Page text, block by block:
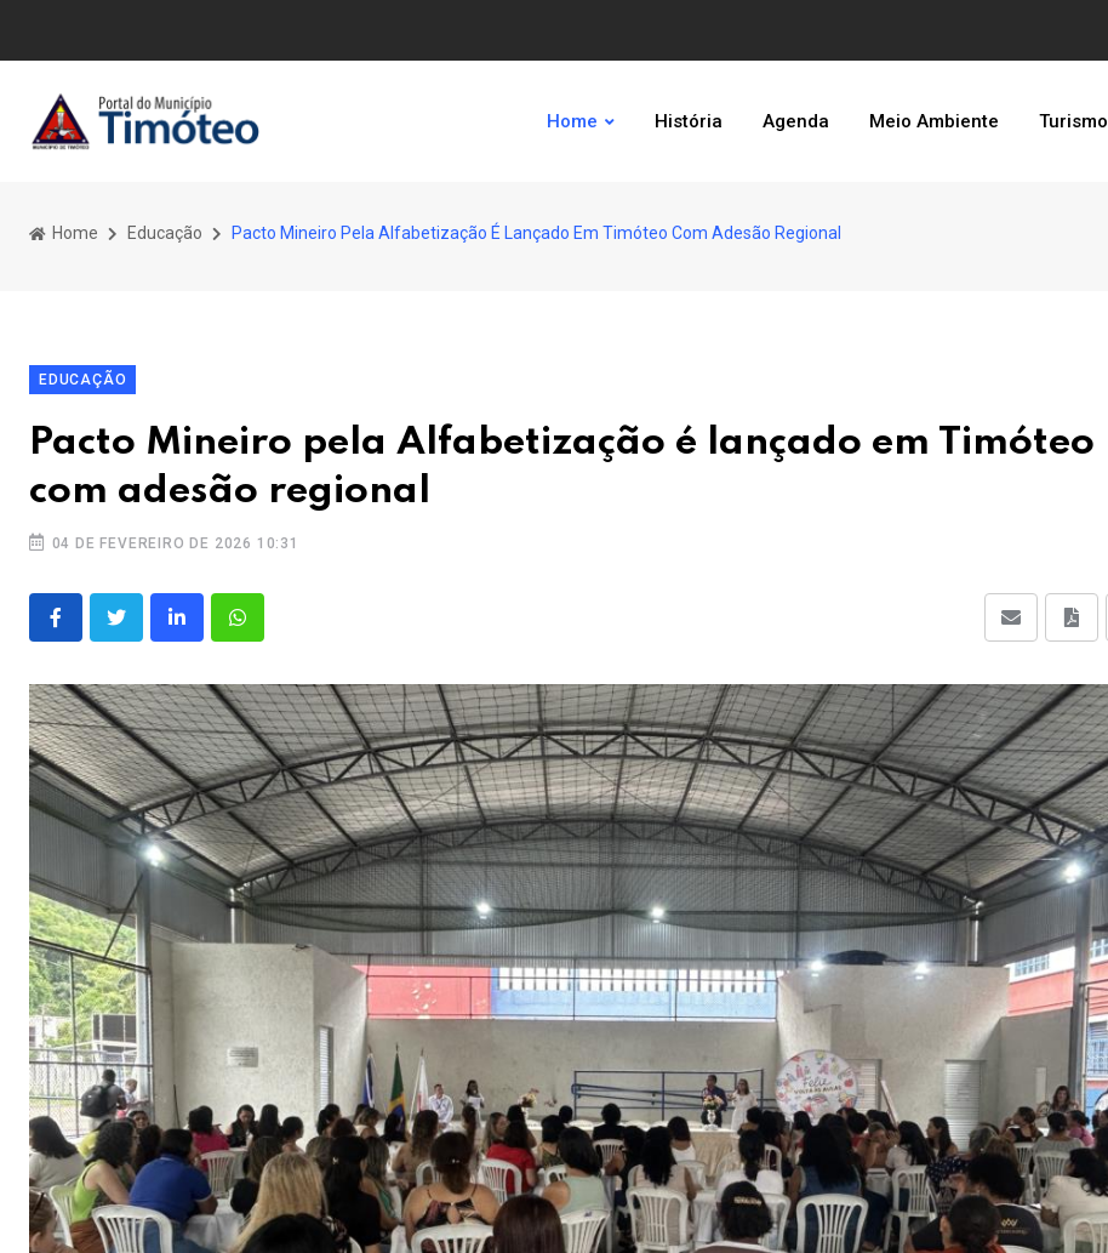
Home História Agenda Meio Ambiente Turismo
Home Educação Pacto Mineiro Pela Alfabetização É Lançado Em Timóteo Com Adesão Regional
EDUCAÇÃO
Pacto Mineiro pela Alfabetização é lançado em Timóteo
com adesão regional
04 DE FEVEREIRO DE 2026 10:31